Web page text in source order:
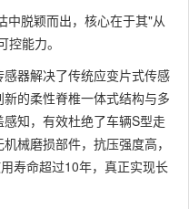
中脱颖而出，核心在于其"从
能力。
器解决了传统应变片式传感
的柔性脊椎一体式结构与多
知，有效杜绝了车辆S型走
械磨损部件，抗压强度高，
寿命超过10年，真正实现长